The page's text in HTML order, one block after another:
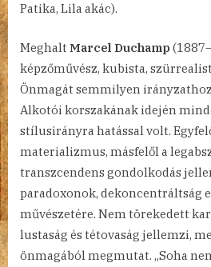
Patika, Lila akác).
Meghalt Marcel Duchamp
képzőművész, kubista,
Önmagát semmilyen
Alkotói korszakának idején
stílusirányra hatással volt.
materializmus, másfelől a
transzcendens gondolkodás
paradoxonok, dekoncentráltság
művészetére. Nem törekedett
lustaság és tétovaság jellemzi,
önmagából megmutat. „Soha